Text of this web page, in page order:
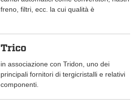
freno, filtri, ecc. la cui qualità è
Trico
in associazione con Tridon, uno dei
principali fornitori di tergicristalli e relativi
componenti.